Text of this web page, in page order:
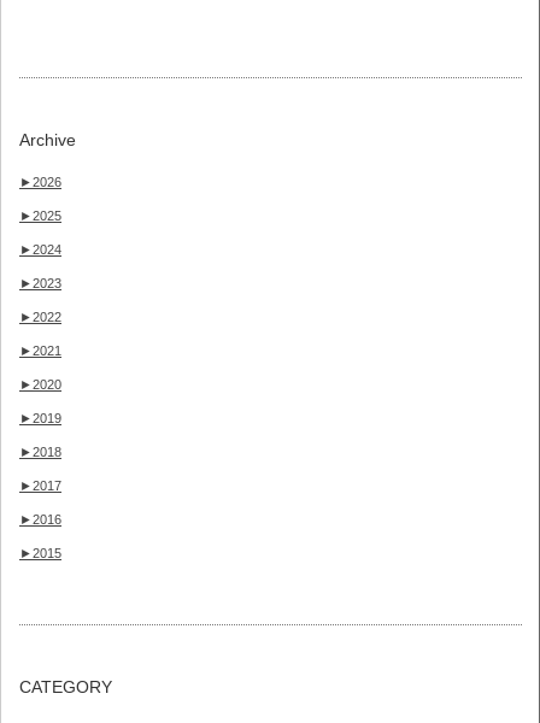
Archive
►2026
►2025
►2024
►2023
►2022
►2021
►2020
►2019
►2018
►2017
►2016
►2015
CATEGORY